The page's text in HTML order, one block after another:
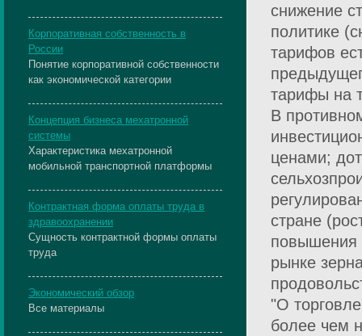
снижение
политике
тарифов
тарифы на
В
ценами;
стране
повышения
рынке
"О
более чем
Корпоративная собственность в
России
Понятие корпоративной собственности
как экономической категории
Концепция бизнеса мехатронной
системы
Характеристика мехатронной
мобильной транспортной платформы
Контрактная форма оплаты труда в
здравоохранении
Сущность контрактной формы оплаты
труда
Экономический обзор
Все материалы